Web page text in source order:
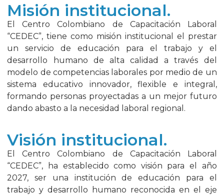
Misión institucional.
El Centro Colombiano de Capacitación Laboral
“CEDEC”, tiene como misión institucional el prestar
un servicio de educación para el trabajo y el
desarrollo humano de alta calidad a través del
modelo de competencias laborales por medio de un
sistema educativo innovador, flexible e integral,
formando personas proyectadas a un mejor futuro
dando abasto a la necesidad laboral regional.
Visión institucional.
El Centro Colombiano de Capacitación Laboral
“CEDEC”, ha establecido como visión para el año
2027, ser una institución de educación para el
trabajo y desarrollo humano reconocida en el eje